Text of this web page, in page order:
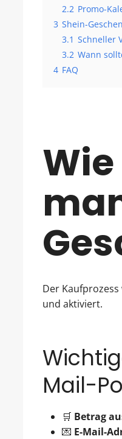
2.2 Promo-
3 Shein-
3.1 Schneller
3.2 Wann
4 FAQ
Der
und aktiviert.
Mail-
🛒 Betrag
💌 E-Mail-